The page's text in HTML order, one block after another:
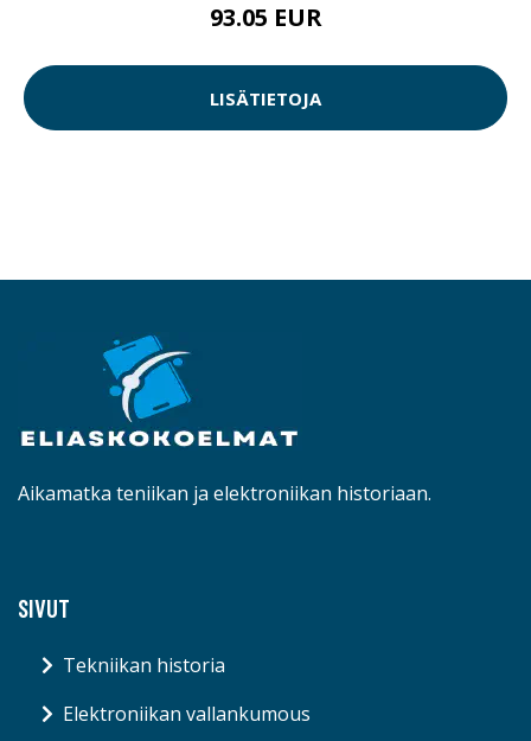
93.05 EUR
LISÄTIETOJA
Aikamatka teniikan ja elektroniikan historiaan.
SIVUT
Tekniikan historia
Elektroniikan vallankumous